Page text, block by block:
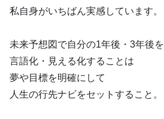
私自身がいちばん実感しています。
未来予想図で自分の1年後・3年後を
言語化・見える化することは
夢や目標を明確にして
人生の行先ナビをセットすること。